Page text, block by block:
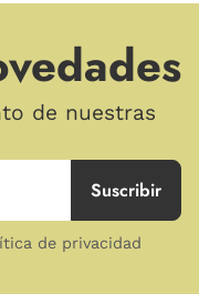
de nuestras
de privacidad